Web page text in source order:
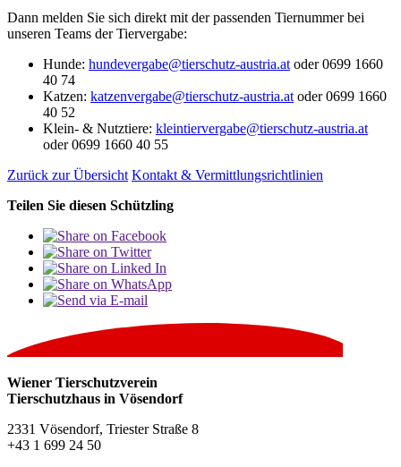
Dann melden Sie sich direkt mit der passenden Tiernummer bei
unseren Teams der Tiervergabe:
Hunde: hundevergabe@tierschutz-austria.at oder 0699 1660
40 74
Katzen: katzenvergabe@tierschutz-austria.at oder 0699 1660
40 52
Klein- & Nutztiere: kleintiervergabe@tierschutz-austria.at
oder 0699 1660 40 55
Zurück zur Übersicht Kontakt & Vermittlungsrichtlinien
Teilen Sie diesen Schützling
Wiener Tierschutzverein
Tierschutzhaus in Vösendorf
2331 Vösendorf, Triester Straße 8
+43 1 699 24 50